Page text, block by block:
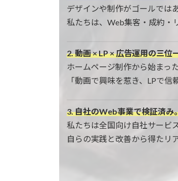
デザインや制作がゴールでは
私たちは、Web集客・成約・
2. 動画 × LP × 広告運用の三位
ホームページ制作から始まっ
「動画で興味を惹き、LPで
3. 自社のWeb事業で検証済み
私たちは全国向け自社サービ
自らの実践と改善から得たリ